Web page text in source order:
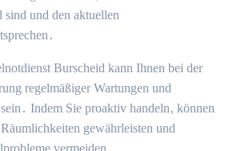
sind und den aktuellen
Burscheid kann Ihnen bei der
regelmäßiger Wartungen und
Indem Sie proaktiv handeln‚ können
gewährleisten und
vermeiden․